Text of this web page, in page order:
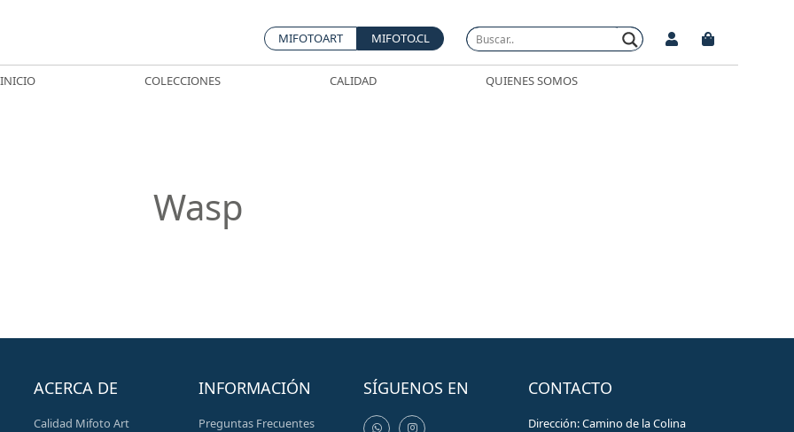
MIFOTOART MIFOTO.CL
INICIO COLECCIONES CALIDAD QUIENES SOMOS
Wasp
ACERCA DE
Calidad Mifoto Art
INFORMACIÓN
Preguntas Frecuentes
SÍGUENOS EN CONTACTO
Dirección: Camino de la Colina